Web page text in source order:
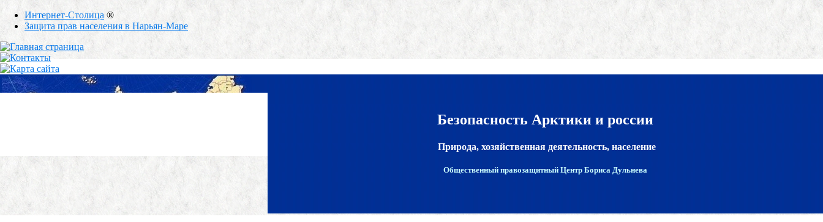
Интернет-Столица ®
Защита прав населения в Нарьян-Маре
Безопасность Арктики и россии
Природа, хозяйственная деятельность, население
Общественный правозащитный Центр Бориса Дульнева